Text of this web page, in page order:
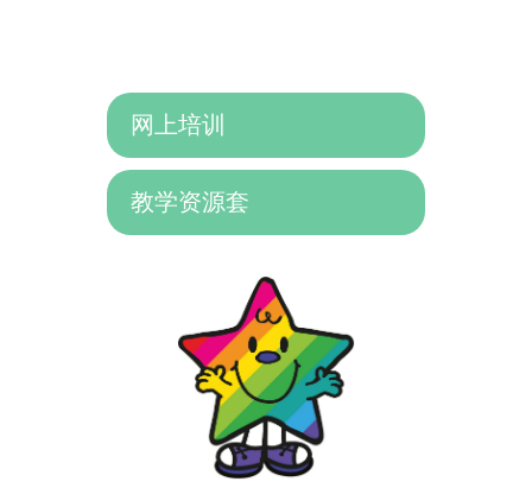
网上培训
教学资源套